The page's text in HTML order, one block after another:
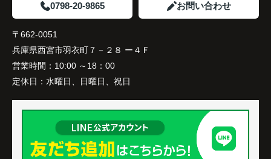
0798-20-9865 お問い合わせ
〒662-0051
兵庫県西宮市羽衣町７－２８ ー４Ｆ
営業時間： 10:00 ～18：00
定休日： 水曜日、日曜日、祝日